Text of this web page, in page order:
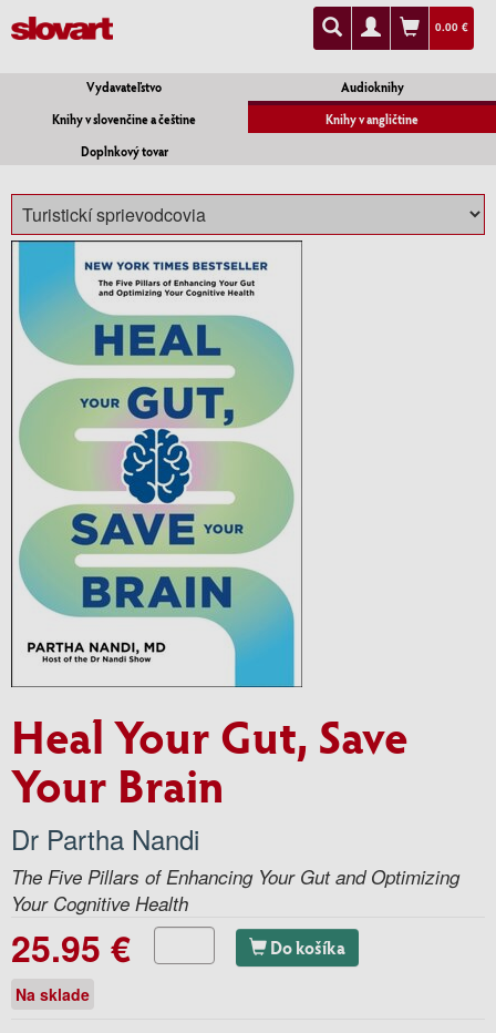
0.00 €
Vydavateľstvo
Audioknihy
Knihy v slovenčine a češtine
Knihy v angličtine
Doplnkový tovar
Heal Your Gut, Save
Your Brain
Dr Partha Nandi
The Five Pillars of Enhancing Your Gut and Optimizing
Your Cognitive Health
25.95 € Do košíka
Na sklade